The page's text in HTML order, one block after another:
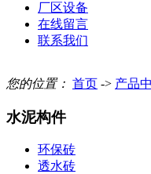
厂区设备
在线留言
联系我们
您的位置： 首页 -> 产品
水泥构件
环保砖
透水砖